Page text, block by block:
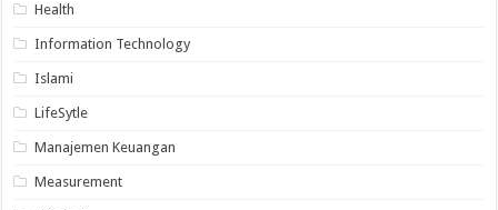
Health
Information Technology
Islami
LifeSytle
Manajemen Keuangan
Measurement